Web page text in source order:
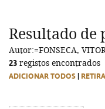
Resultado de
Autor:=FONSECA,
23 registos encontrados
ADICIONAR TODOS